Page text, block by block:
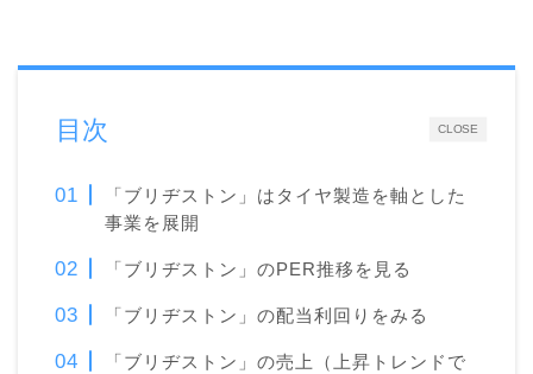
CLOSE
目次
「ブリヂストン」はタイヤ製造を軸とした
事業を展開
「ブリヂストン」のPER推移を見る
「ブリヂストン」の配当利回りをみる
「ブリヂストン」の売上（上昇トレンドで